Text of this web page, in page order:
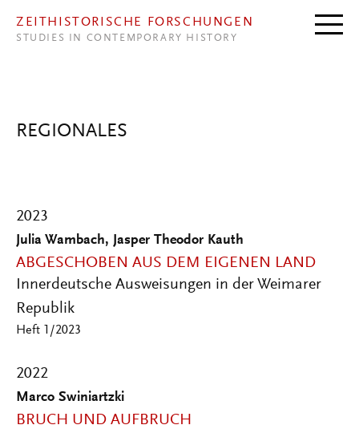
ZEITHISTORISCHE FORSCHUNGEN
STUDIES IN CONTEMPORARY HISTORY
REGIONALES
2023
Julia Wambach, Jasper Theodor Kauth
ABGESCHOBEN AUS DEM EIGENEN LAND
Innerdeutsche Ausweisungen in der Weimarer
Republik
Heft 1/2023
2022
Marco Swiniartzki
BRUCH UND AUFBRUCH